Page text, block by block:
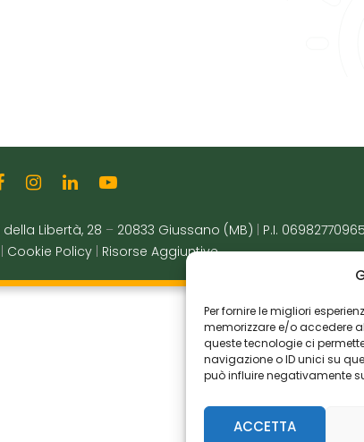
Per fornire le migliori
memorizzare e/o accedere
queste tecnologie ci
navigazione o ID unici su
può influire negativamente
ACCETTA
Libertà, 28 – 20833 Giussano (MB)
P.I. 06982770965
Cookie Policy Risorse Aggiuntive